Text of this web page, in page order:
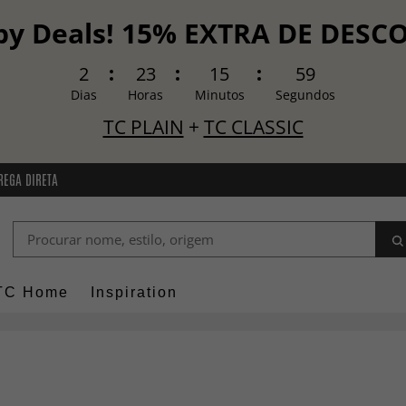
Deals! 15% EXTRA DE
2
Dias
23
Horas
15
Minutos
57
Segundos
TC PLAIN + TC CLASSIC
DIRETA
Home Inspiration